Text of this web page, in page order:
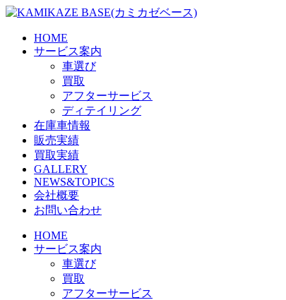
Skip
content
HOME
サービス案内
車選び
買取
アフターサービス
ディテイリング
在庫車情報
販売実績
買取実績
GALLERY
NEWS&TOPICS
会社概要
お問い合わせ
HOME
サービス案内
車選び
買取
アフターサービス